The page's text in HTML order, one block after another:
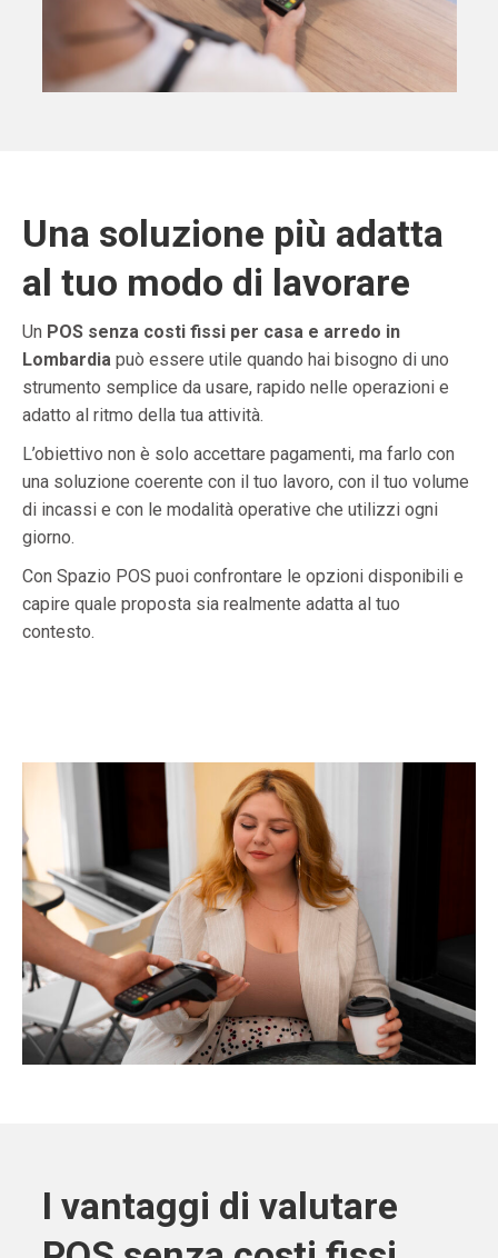
Una soluzione più adatta
al tuo modo di lavorare
Un POS senza costi fissi per casa e arredo in
Lombardia può essere utile quando hai bisogno di uno
strumento semplice da usare, rapido nelle operazioni e
adatto al ritmo della tua attività.
L’obiettivo non è solo accettare pagamenti, ma farlo con
una soluzione coerente con il tuo lavoro, con il tuo volume
di incassi e con le modalità operative che utilizzi ogni
giorno.
Con Spazio POS puoi confrontare le opzioni disponibili e
capire quale proposta sia realmente adatta al tuo
contesto.
I vantaggi di valutare